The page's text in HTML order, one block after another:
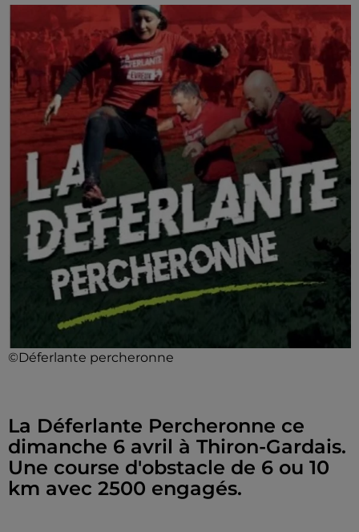
©Déferlante percheronne
La Déferlante Percheronne ce
dimanche 6 avril à Thiron-Gardais.
Une course d'obstacle de 6 ou 10
km avec 2500 engagés.